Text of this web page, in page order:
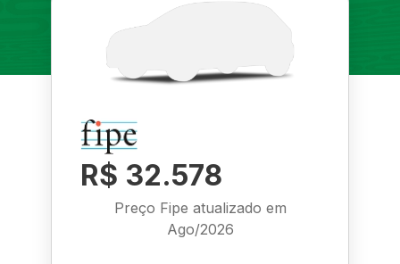
R$ 32.578
Preço Fipe atualizado em
Ago/2026